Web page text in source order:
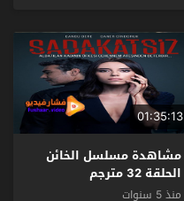
01:35:13
مشاهدة مسلسل الخائن
الحلقة 32 مترجم
منذ 5 سنوات